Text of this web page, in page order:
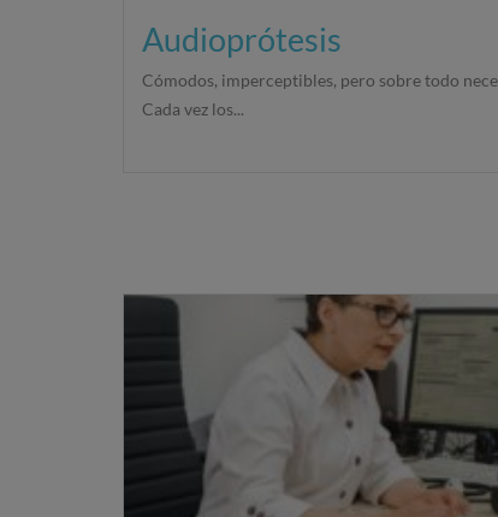
Audioprótesis
Cómodos, imperceptibles, pero sobre todo
Cada vez los...